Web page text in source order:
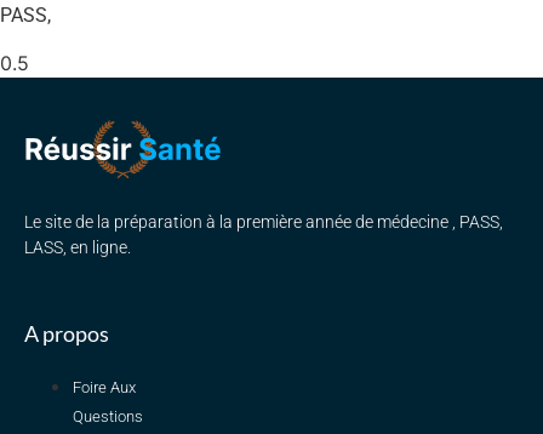
PASS,
Le site de la préparation à la première année de médecine , PASS,
LASS, en ligne.
A propos
Foire Aux
Questions